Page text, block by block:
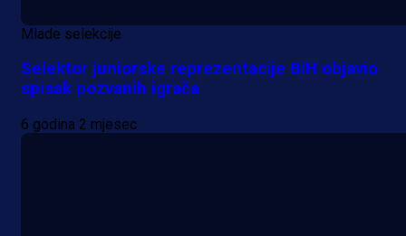
Mlade selekcije
Selektor juniorske reprezentacije BiH objavio
spisak pozvanih igrača
6 godina 2 mjesec